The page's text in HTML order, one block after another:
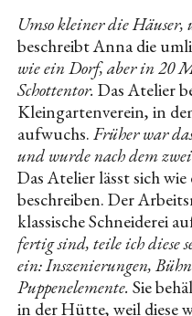
Christof Nardin
Benedikt Muxel
Kiki Kogelnik - Now Is
Mindless Machines.
richtigen Worten –
(Salix babylonica)
Works of Heart
I wish i would have
Fern
Eiko Gröschl
Marion Jambor
Umso kleiner die Häuser,
beschreibt Anna die
wie ein Dorf, aber in 20
Schottentor. Das Atelier
Kleingartenverein, in
aufwuchs.Früher war
und wurde nach dem
Das Atelier lässt sich
beschreiben. Der
klassische Schneiderei
fertig sind, teile ich diese
ein: Inszenierungen,
Puppenelemente. Sie
in der Hütte, weil diese